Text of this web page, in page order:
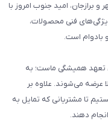
برازجان، امید جنوب امروز با
فنی محصولات،
بادوام است.
تعهد همیشگی ماست؛ به
عرضه می‌شوند. علاوه بر
تا مشتریانی که تمایل به
دهند.